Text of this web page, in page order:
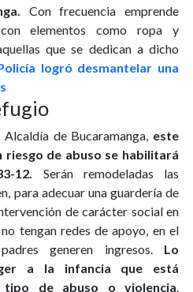
Con frecuencia emprende
elementos como ropa y
que se dedican a dicho
logró desmantelar una
de Bucaramanga, este
de abuso se habilitará
12. Serán remodeladas las
para adecuar una guardería de
de carácter social en
tengan redes de apoyo, en el
generen ingresos. Lo
a la infancia que está
tipo de abuso o violencia.